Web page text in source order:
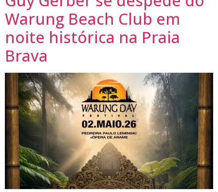
Warung Beach Club em
noite histórica na Praia
Brava